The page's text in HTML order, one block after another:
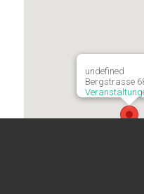
undefined
Bergstrasse